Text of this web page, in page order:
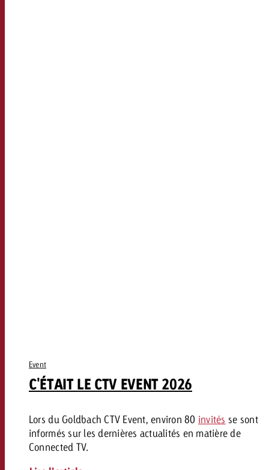
Event
C'ÉTAIT LE CTV EVENT 2026
Lors du Goldbach CTV Event, environ 80 invités se sont
informés sur les dernières actualités en matière de
Connected TV.